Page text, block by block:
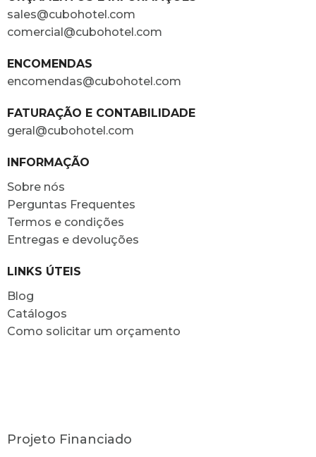
sales@cubohotel.com
comercial@cubohotel.com
ENCOMENDAS
encomendas@cubohotel.com
FATURAÇÃO E CONTABILIDADE
geral@cubohotel.com
INFORMAÇÃO
Sobre nós
Perguntas Frequentes
Termos e condições
Entregas e devoluções
LINKS ÚTEIS
Blog
Catálogos
Como solicitar um orçamento
Projeto Financiado